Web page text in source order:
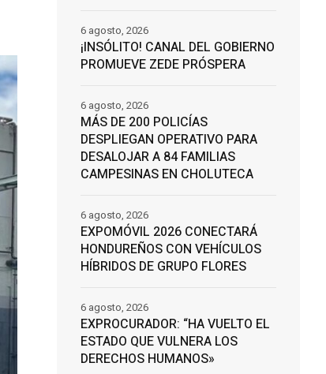
¡INSÓLITO! CANAL DEL GOBIERNO
PROMUEVE ZEDE PRÓSPERA
6 agosto, 2026
MÁS DE 200 POLICÍAS
DESPLIEGAN OPERATIVO PARA
DESALOJAR A 84 FAMILIAS
CAMPESINAS EN CHOLUTECA
6 agosto, 2026
EXPOMÓVIL 2026 CONECTARÁ
HONDUREÑOS CON VEHÍCULOS
HÍBRIDOS DE GRUPO FLORES
6 agosto, 2026
EXPROCURADOR: “HA VUELTO EL
ESTADO QUE VULNERA LOS
DERECHOS HUMANOS»
6 agosto, 2026